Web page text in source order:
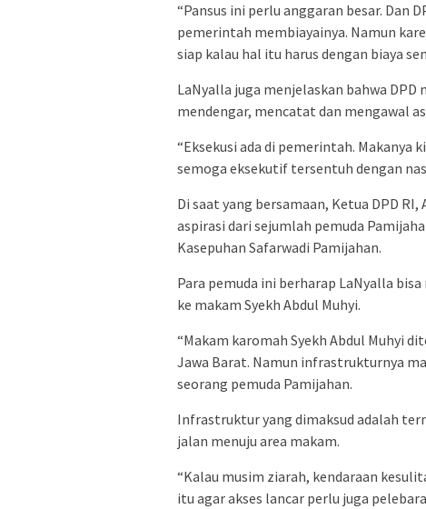
“Pansus ini perlu anggaran besar. Dan
pemerintah membiayainya. Namun
siap kalau hal itu harus dengan biaya
LaNyalla juga menjelaskan bahwa
mendengar, mencatat dan mengawal
“Eksekusi ada di pemerintah. Makanya
semoga eksekutif tersentuh dengan
Di saat yang bersamaan, Ketua DPD
aspirasi dari sejumlah pemuda
Kasepuhan Safarwadi Pamijahan.
Para pemuda ini berharap LaNyalla
ke makam Syekh Abdul Muhyi.
“Makam karomah Syekh Abdul Muhyi
Jawa Barat. Namun infrastrukturnya
seorang pemuda Pamijahan.
Infrastruktur yang dimaksud adalah
jalan menuju area makam.
“Kalau musim ziarah, kendaraan
itu agar akses lancar perlu juga